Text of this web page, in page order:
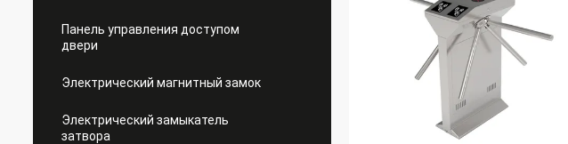
Панель управления доступом
двери
Электрический магнитный замок
Электрический замыкатель
затвора